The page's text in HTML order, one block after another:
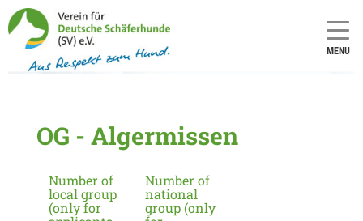
MENU
OG - Algermissen
Number of
local group
(only for
Number of
national
group (only